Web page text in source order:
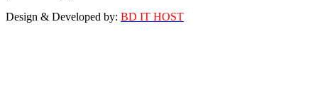
Design & Developed by: BD IT HOST